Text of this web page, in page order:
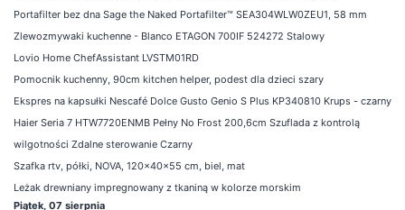
Portafilter bez dna Sage the Naked Portafilter™ SEA304WLW0ZEU1, 58 mm
Zlewozmywaki kuchenne - Blanco ETAGON 700IF 524272 Stalowy
Lovio Home ChefAssistant LVSTM01RD
Pomocnik kuchenny, 90cm kitchen helper, podest dla dzieci szary
Ekspres na kapsułki Nescafé Dolce Gusto Genio S Plus KP340810 Krups - czarny
Haier Seria 7 HTW7720ENMB Pełny No Frost 200,6cm Szuflada z kontrolą
wilgotności Zdalne sterowanie Czarny
Szafka rtv, półki, NOVA, 120x40x55 cm, biel, mat
Leżak drewniany impregnowany z tkaniną w kolorze morskim
Piątek, 07 sierpnia